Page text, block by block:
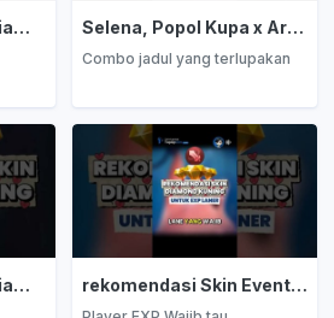
Rekomendasi Skin Diamond Kuning: Mage Selena, Popol Kupa x Arrival
Combo jadul yang terlupakan
Rekomendasi Skin Diamond Kuning: Marksman rekomendasi Skin Event Diamond Kuning: EXP Laner